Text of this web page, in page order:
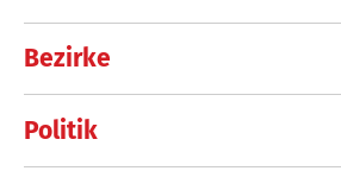
Bezirke
Politik